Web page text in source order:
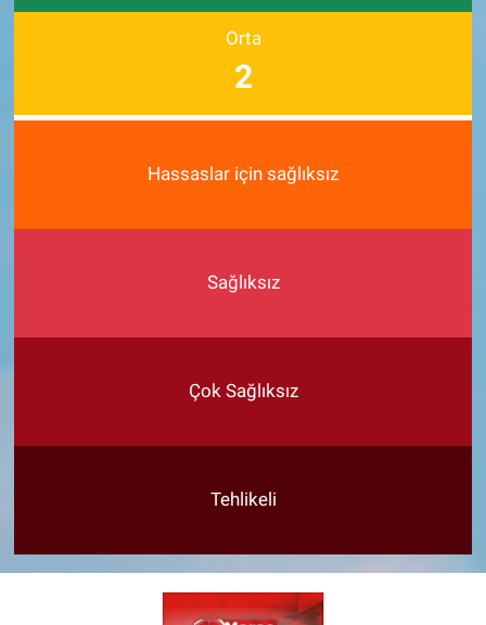
Orta
2
Hassaslar için sağlıksız
Sağlıksız
Çok Sağlıksız
Tehlikeli